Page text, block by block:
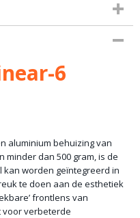
6
aluminium behuizing van
minder dan 500 gram, is de
kan worden geïntegreerd in
te doen aan de esthetiek
frontlens van
voor verbeterde